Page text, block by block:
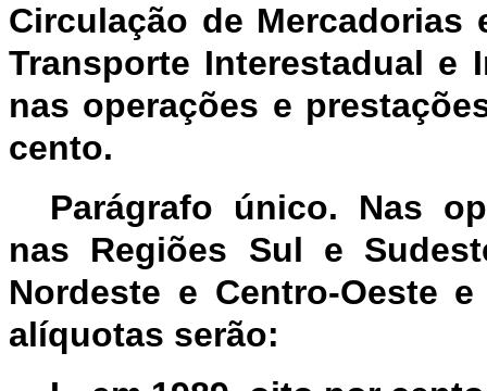
Circulação de Mercadorias
Transporte Interestadual e
nas operações e
cento.
Parágrafo único. Nas
nas Regiões Sul e
Nordeste e Centro-Oeste
alíquotas serão: